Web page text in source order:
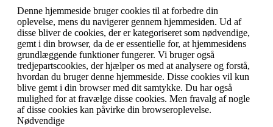
Denne hjemmeside bruger cookies til at forbedre din
oplevelse, mens du navigerer gennem hjemmesiden. Ud af
disse bliver de cookies, der er kategoriseret som nødvendige,
gemt i din browser, da de er essentielle for, at hjemmesidens
grundlæggende funktioner fungerer. Vi bruger også
tredjepartscookies, der hjælper os med at analysere og forstå,
hvordan du bruger denne hjemmeside. Disse cookies vil kun
blive gemt i din browser med dit samtykke. Du har også
mulighed for at fravælge disse cookies. Men fravalg af nogle
af disse cookies kan påvirke din browseroplevelse.
Nødvendige